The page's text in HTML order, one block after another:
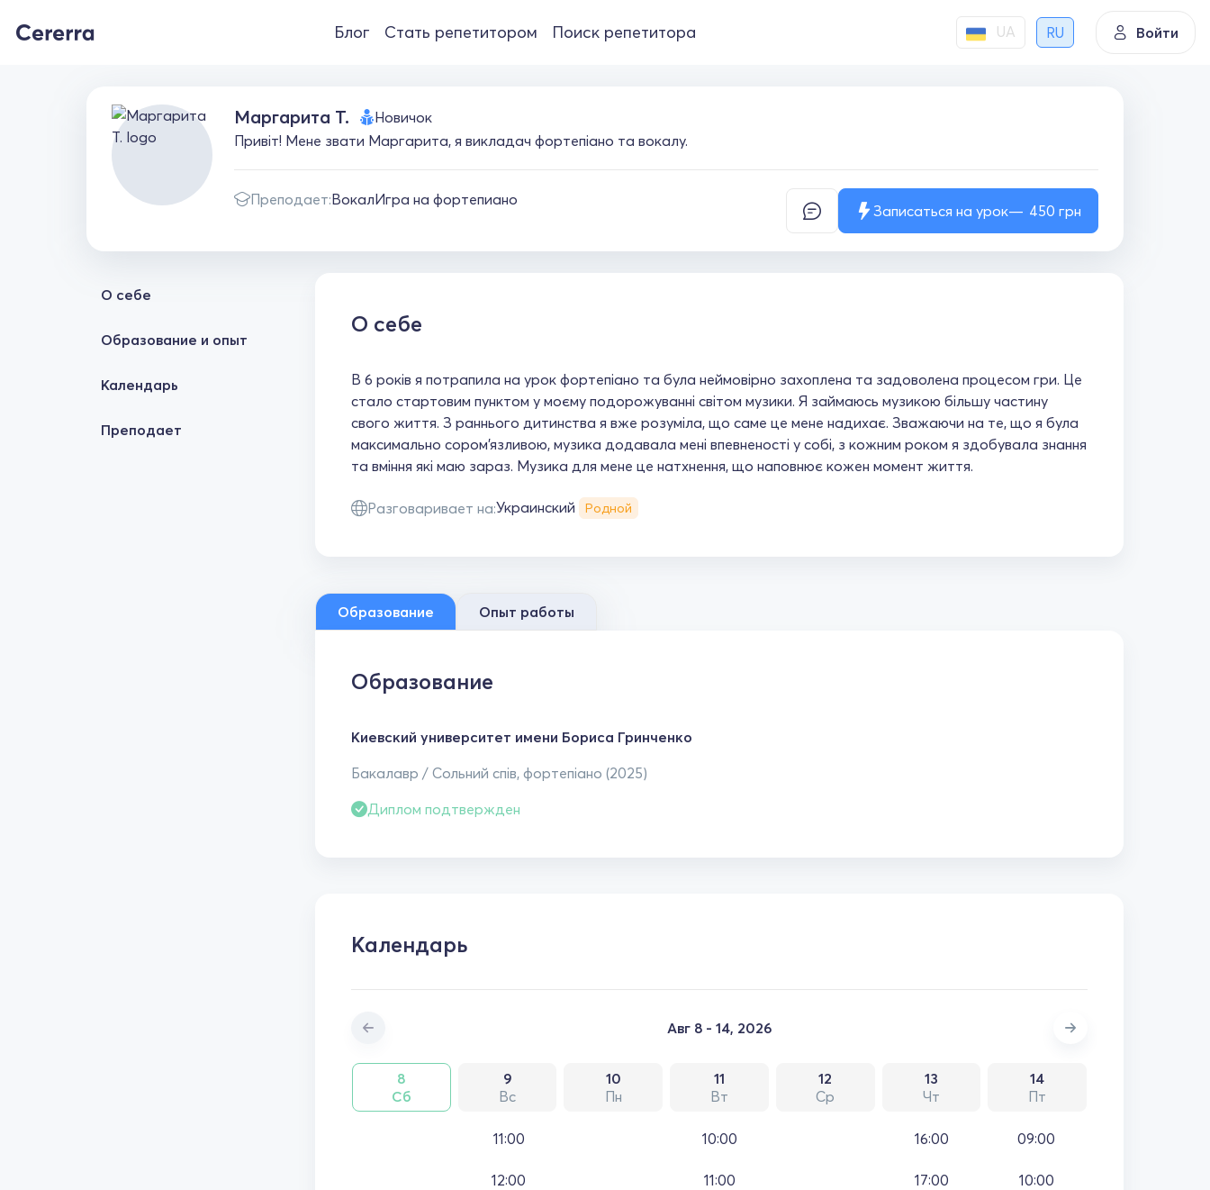
Блог Стать репетитором Поиск репетитора UA RU Войти
Маргарита Т.
Новичок
Привіт! Мене звати Маргарита, я викладач фортепіано та вокалу.
Преподает:ВокалИгра на фортепиано
Записаться на урок 450 грн
О себе
Образование и опыт
Календарь
Преподает
О себе
В 6 років я потрапила на урок фортепіано та була неймовірно захоплена та задоволена процесом гри. Це
стало стартовим пунктом у моєму подорожуванні світом музики. Я займаюсь музикою більшу частину
свого життя. З раннього дитинства я вже розуміла, що саме це мене надихає. Зважаючи на те, що я була
максимально сором’язливою, музика додавала мені впевненості у собі, з кожним роком я здобувала знання
та вміння які маю зараз. Музика для мене це натхнення, що наповнює кожен момент життя.
Разговаривает на:Украинский Родной
Образование Опыт работы
Образование
Киевский университет имени Бориса Гринченко
Бакалавр / Сольний спів, фортепіано (2025)
Диплом подтвержден
Календарь
Авг 8 - 14, 2026
8
Сб
9
Вс
10
Пн
11
Вт
12
Ср
13
Чт
14
Пт
11:00
12:00
10:00
11:00
16:00
17:00
09:00
10:00